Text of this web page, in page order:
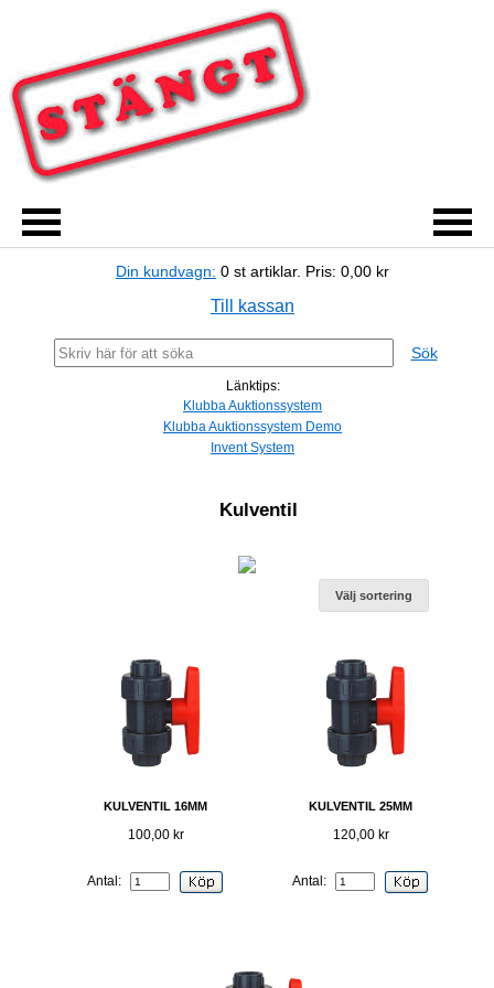
Din kundvagn: 0 st artiklar. Pris: 0,00 kr
Till kassan
Sök
Länktips:
Klubba Auktionssystem
Klubba Auktionssystem Demo
Invent System
Kulventil
Välj sortering
KULVENTIL 16MM
100,00 kr
Antal:
KULVENTIL 25MM
120,00 kr
Antal: